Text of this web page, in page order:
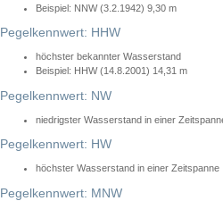
Beispiel: NNW (3.2.1942) 9,30 m
Pegelkennwert: HHW
höchster bekannter Wasserstand
Beispiel: HHW (14.8.2001) 14,31 m
Pegelkennwert: NW
niedrigster Wasserstand in einer
Pegelkennwert: HW
höchster Wasserstand in einer Zeitspanne
Pegelkennwert: MNW